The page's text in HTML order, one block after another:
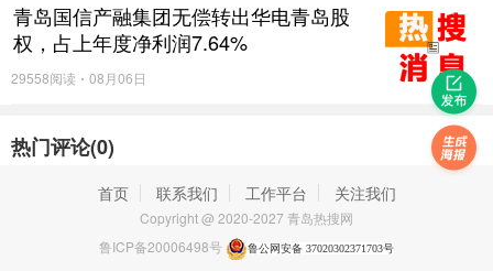
青岛国信产融集团无偿转出华电青岛股
权，占上年度净利润7.64%
29558阅读 08月06日
热门评论(0)
首页 联系我们 工作平台 关注我们
Copyright @ 2020-2027 青岛热搜网
鲁ICP备20006498号
鲁公网安备 37020302371703号